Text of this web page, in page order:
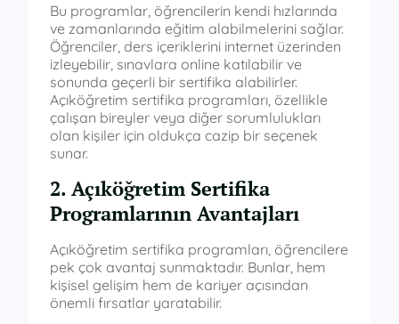
Bu programlar, öğrencilerin kendi hızlarında
ve zamanlarında eğitim alabilmelerini sağlar.
Öğrenciler, ders içeriklerini internet üzerinden
izleyebilir, sınavlara online katılabilir ve
sonunda geçerli bir sertifika alabilirler.
Açıköğretim sertifika programları, özellikle
çalışan bireyler veya diğer sorumlulukları
olan kişiler için oldukça cazip bir seçenek
sunar.
2. Açıköğretim Sertifika
Programlarının Avantajları
Açıköğretim sertifika programları, öğrencilere
pek çok avantaj sunmaktadır. Bunlar, hem
kişisel gelişim hem de kariyer açısından
önemli fırsatlar yaratabilir.